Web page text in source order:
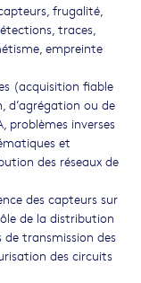
frugalité,
traces,
empreinte
(acquisition fiable
d’agrégation ou de
problèmes inverses
et
des réseaux de
des capteurs sur
de la distribution
transmission des
des circuits